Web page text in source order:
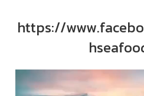
https://